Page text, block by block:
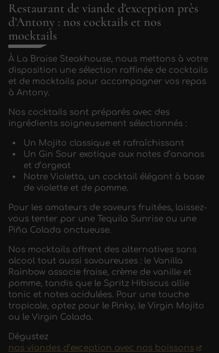
Restaurant de viande d'exception près
d’Antony : nos cocktails et nos
mocktails
À La Braise Steakhouse, nous mettons à votre
disposition une sélection raffinée de cocktails
et de mocktails pour accompagner vos repas
à Antony.
Nos cocktails sont préparés avec des
ingrédients soigneusement sélectionnés :
Un Mojito classique et rafraîchissant
Un Gin Sour exotique aux notes d’ananas
et d’orgeat
Notre Violetta, un cocktail élégant à base
de violette et de pomme.
Pour les amateurs de saveurs fruitées, laissez-
vous tenter par une Tequila Sunrise ou une
Piña Colada onctueuse.
Nos mocktails offrent des alternatives sans
alcool tout aussi savoureuses : le Vanilla
Rainbow associe fraise, crème de vanille et
pomme, tandis que le Spritz Hibiscus allie
tonic et notes acidulées. Pour une touche
tropicale, optez pour le Pinky, le Virgin Mojito
ou le Virgin Colada.
Dégustez
nos viandes d’exception avec nos boissons